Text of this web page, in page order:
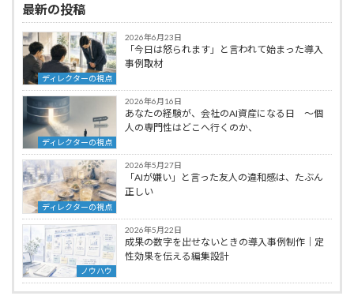
最新の投稿
ディレクターの視点
2026年6月23日
「今日は怒られます」と言われて始まった導入
事例取材
ディレクターの視点
2026年6月16日
あなたの経験が、会社のAI資産になる日 ～個
人の専門性はどこへ行くのか、
ディレクターの視点
2026年5月27日
「AIが嫌い」と言った友人の違和感は、たぶん
正しい
ノウハウ
2026年5月22日
成果の数字を出せないときの導入事例制作｜定
性効果を伝える編集設計